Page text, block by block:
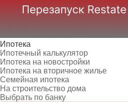
Ипотека
Ипотечный калькулятор
Ипотека на новостройки
Ипотека на вторичное жилье
Семейная ипотека
На строительство дома
Выбрать по банку